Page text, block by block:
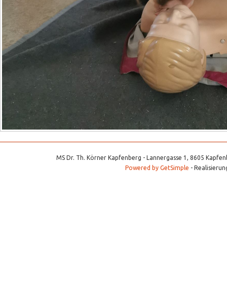
MS Dr. Th. Körner Kapfenberg - Lannergasse 1, 8605
Powered by GetSimple -